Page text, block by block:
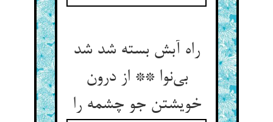
راه آبش بسته شد شد
بی‌نوا ** از درون
خویشتن جو چشمه را